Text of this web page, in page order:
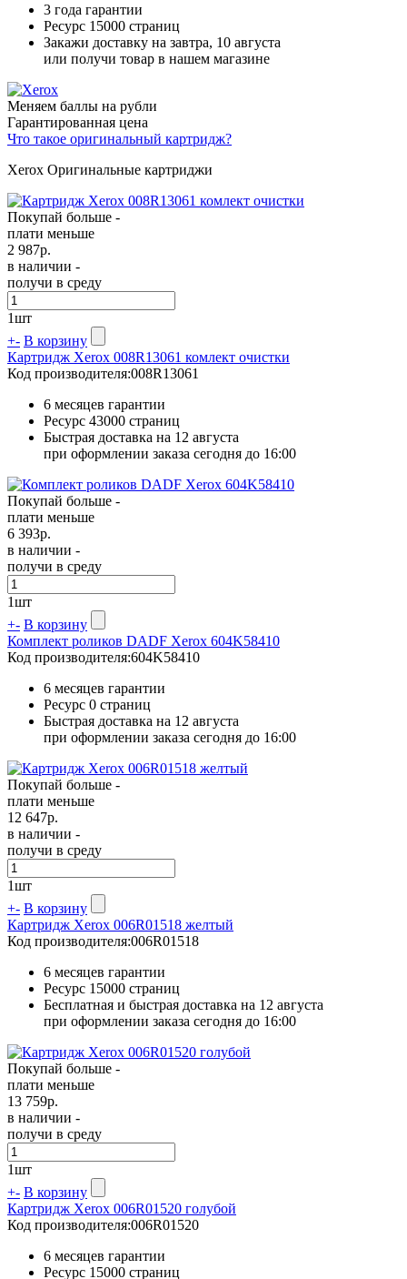
3 года гарантии
Ресурс 15000 страниц
Закажи доставку на завтра, 10 августа
или получи товар в нашем магазине
Меняем баллы на рубли
Гарантированная цена
Что такое оригинальный картридж?
Xerox Оригинальные картриджи
Покупай больше -
плати меньше
2 987р.
в наличии -
получи в среду
1шт
+- В корзину
Картридж Xerox 008R13061 комлект очистки
Код производителя:008R13061
6 месяцев гарантии
Ресурс 43000 страниц
Быстрая доставка на 12 августа
при оформлении заказа сегодня до 16:00
Покупай больше -
плати меньше
6 393р.
в наличии -
получи в среду
1шт
+- В корзину
Комплект роликов DADF Xerox 604K58410
Код производителя:604K58410
6 месяцев гарантии
Ресурс 0 страниц
Быстрая доставка на 12 августа
при оформлении заказа сегодня до 16:00
Покупай больше -
плати меньше
12 647р.
в наличии -
получи в среду
1шт
+- В корзину
Картридж Xerox 006R01518 желтый
Код производителя:006R01518
6 месяцев гарантии
Ресурс 15000 страниц
Бесплатная и быстрая доставка на 12 августа
при оформлении заказа сегодня до 16:00
Покупай больше -
плати меньше
13 759р.
в наличии -
получи в среду
1шт
+- В корзину
Картридж Xerox 006R01520 голубой
Код производителя:006R01520
6 месяцев гарантии
Ресурс 15000 страниц